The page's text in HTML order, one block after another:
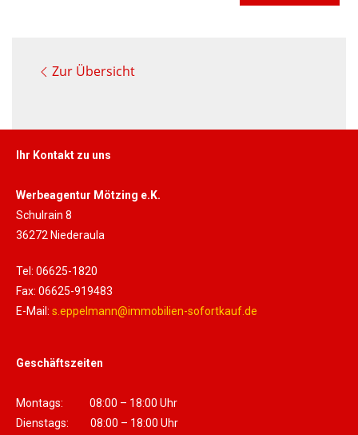
Zur Übersicht
Ihr Kontakt zu uns
Werbeagentur Mötzing e.K.
Schulrain 8
36272 Niederaula
Tel: 06625-1820
Fax: 06625-919483
E-Mail: s.eppelmann@immobilien-sofortkauf.de
Geschäftszeiten
Montags: 08:00 – 18:00 Uhr
Dienstags: 08:00 – 18:00 Uhr